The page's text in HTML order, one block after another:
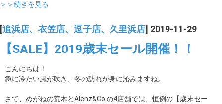
＞＞続きを見る
追浜店、衣笠店、逗子店、久里浜店 ] 2019-11-29
【SALE】2019歳末セール開催！！
こんにちは！
急に冷たい風が吹き、冬の訪れが身に沁みますね。
さて、めがねの荒木とAlenz&Co.の4店舗では、恒例の【歳末セー